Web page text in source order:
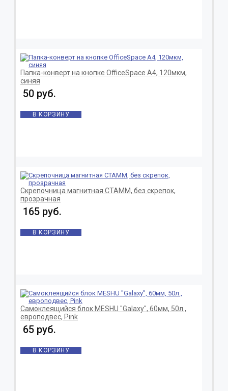
Папка-конверт на кнопке OfficeSpace А4, 120мкм,
синяя
50 руб.
В КОРЗИНУ
Скрепочница магнитная СТАММ, без скрепок,
прозрачная
165 руб.
В КОРЗИНУ
Самоклеящийся блок MESHU "Galaxy", 60мм, 50л.,
европодвес, Pink
65 руб.
В КОРЗИНУ